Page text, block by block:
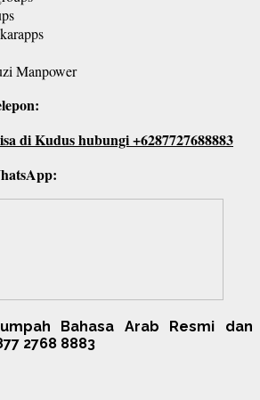
Manpower
Bahasa Arab Resmi dan
2768 8883